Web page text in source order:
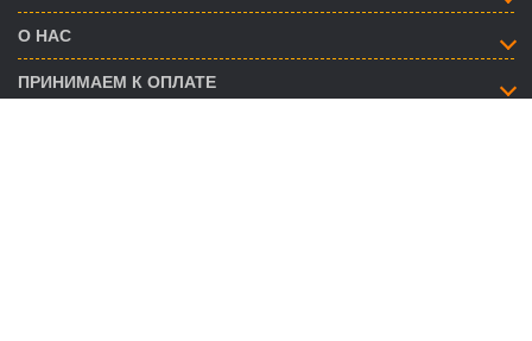
О НАС
ПРИНИМАЕМ К ОПЛАТЕ